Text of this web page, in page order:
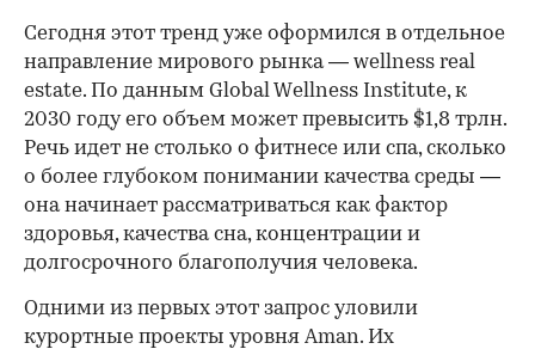
Сегодня этот тренд уже оформился в отдельное
направление мирового рынка — wellness real
estate. По данным Global Wellness Institute, к
2030 году его объем может превысить $1,8 трлн.
Речь идет не столько о фитнесе или спа, сколько
о более глубоком понимании качества среды —
она начинает рассматриваться как фактор
здоровья, качества сна, концентрации и
долгосрочного благополучия человека.
Одними из первых этот запрос уловили
курортные проекты уровня Aman. Их